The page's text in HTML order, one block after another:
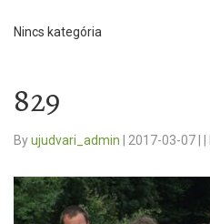
Nincs kategória
829
Byujudvari_admin 2017-03-07